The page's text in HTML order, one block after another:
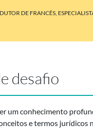
DE FRANCÊS,
desafio
um conhecimento
e termos jurídicos